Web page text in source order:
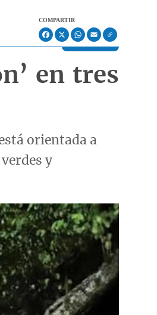
COMPARTIR
Facebook
X WhatsApp
Email
en tres
orientada a
y